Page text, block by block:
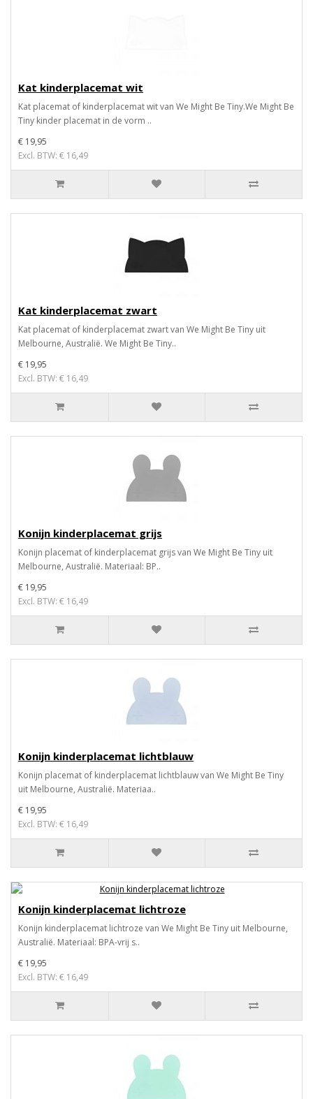
Kat kinderplacemat wit
Kat placemat of kinderplacemat wit van We Might Be Tiny.We Might Be
Tiny kinder placemat in de vorm ..
€ 19,95
Excl. BTW: € 16,49
Kat kinderplacemat zwart
Kat placemat of kinderplacemat zwart van We Might Be Tiny uit
Melbourne, Australië. We Might Be Tiny..
€ 19,95
Excl. BTW: € 16,49
Konijn kinderplacemat grijs
Konijn placemat of kinderplacemat grijs van We Might Be Tiny uit
Melbourne, Australië. Materiaal: BP..
€ 19,95
Excl. BTW: € 16,49
Konijn kinderplacemat lichtblauw
Konijn placemat of kinderplacemat lichtblauw van We Might Be Tiny
uit Melbourne, Australië. Materiaa..
€ 19,95
Excl. BTW: € 16,49
Konijn kinderplacemat lichtroze
Konijn kinderplacemat lichtroze van We Might Be Tiny uit Melbourne,
Australië. Materiaal: BPA-vrij s..
€ 19,95
Excl. BTW: € 16,49